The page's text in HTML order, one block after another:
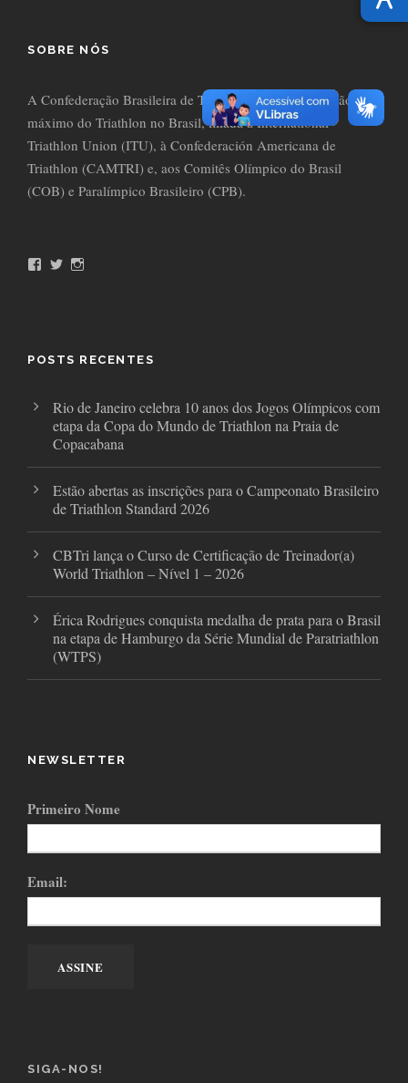
SOBRE NÓS
A Confederação Brasileira de Triathlon (CBTri) é o órgão
máximo do Triathlon no Brasil, filiada à International
Triathlon Union (ITU), à Confederación Americana de
Triathlon (CAMTRI) e, aos Comitês Olímpico do Brasil
(COB) e Paralímpico Brasileiro (CPB).
k
T
a
POSTS RECENTES
Rio de Janeiro celebra 10 anos dos Jogos Olímpicos com
etapa da Copa do Mundo de Triathlon na Praia de
Copacabana
Estão abertas as inscrições para o Campeonato Brasileiro
de Triathlon Standard 2026
CBTri lança o Curso de Certificação de Treinador(a)
World Triathlon – Nível 1 – 2026
Érica Rodrigues conquista medalha de prata para o Brasil
na etapa de Hamburgo da Série Mundial de Paratriathlon
(WTPS)
NEWSLETTER
Primeiro Nome
Email:
SIGA-NOS!